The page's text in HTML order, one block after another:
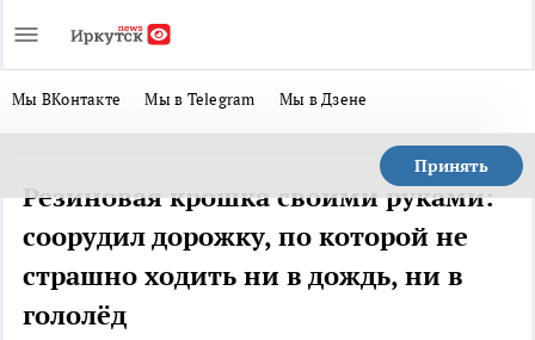
Мы ВКонтакте Мы в Telegram Мы в Дзене
Принять
Резиновая крошка своими руками:
соорудил дорожку, по которой не
страшно ходить ни в дождь, ни в
гололёд